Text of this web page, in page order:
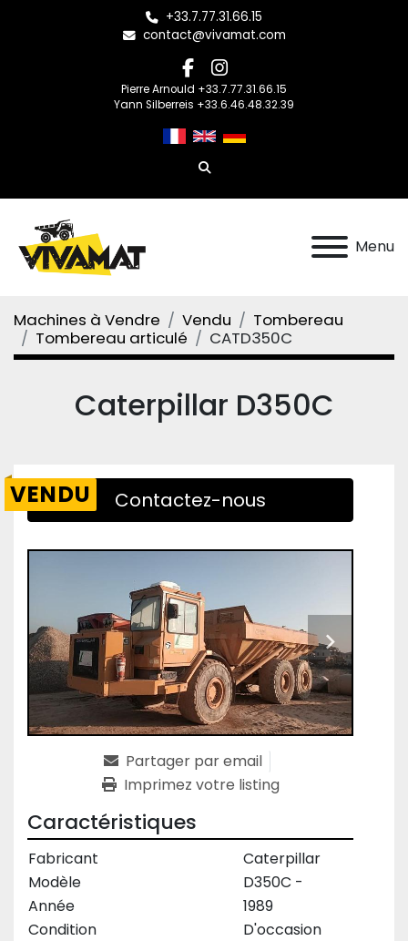
+33.7.77.31.66.15
contact@vivamat.com
facebook
instagram
Pierre Arnould +33.7.77.31.66.15
Yann Silberreis +33.6.46.48.32.39
Rechercher
Menu
Machines à Vendre Vendu
Tombereau
Tombereau articulé
CATD350C
Caterpillar D350C
VENDU Contactez-nous
Partager par email
Imprimez votre listing
Caractéristiques
Fabricant
Caterpillar
Modèle
D350C -
Année
1989
Condition
D'occasion